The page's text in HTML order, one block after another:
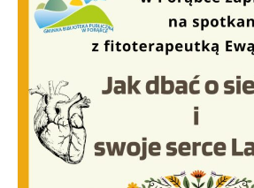
wydarzenia 2019
wydarzenia 2018
wydarzenia 2017
wydarzenia 2016
RODO